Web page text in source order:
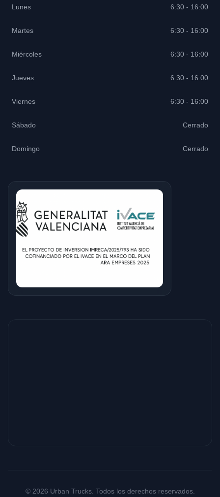
Lunes 6:30 - 16:00
Martes 6:30 - 16:00
Miércoles 6:30 - 16:00
Jueves 6:30 - 16:00
Viernes 6:30 - 16:00
Sábado Cerrado
Domingo Cerrado
© 2026 Urban Trucks. Todos los derechos reservados.